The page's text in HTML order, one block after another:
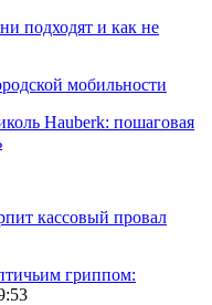
подходят и как не
мобильности
Hauberk: пошаговая
кассовый провал
гриппом: